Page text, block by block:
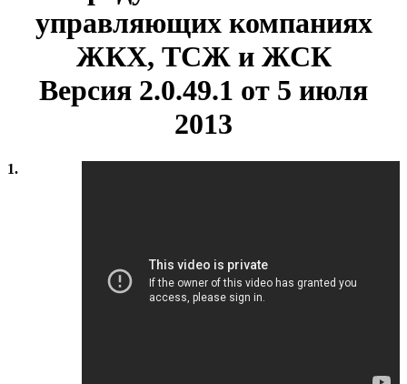
управляющих компаниях
ЖКХ, ТСЖ и ЖСК
Версия 2.0.49.1 от 5 июля
2013
1.